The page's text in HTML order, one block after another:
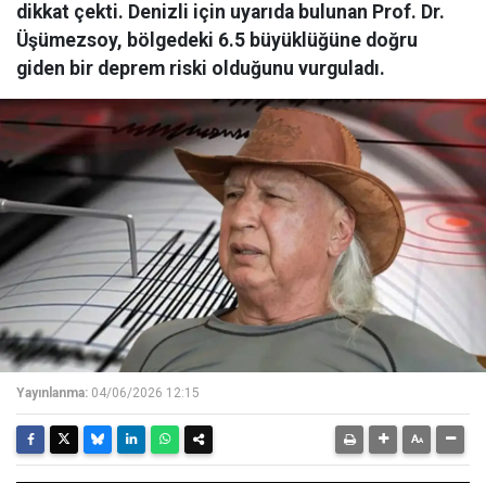
dikkat çekti. Denizli için uyarıda bulunan Prof. Dr.
Üşümezsoy, bölgedeki 6.5 büyüklüğüne doğru
giden bir deprem riski olduğunu vurguladı.
Yayınlanma: 04/06/2026 12:15